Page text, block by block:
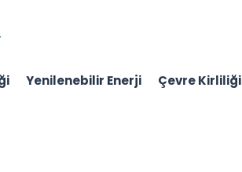
Yenilenebilir Enerji Çevre Kirliliği